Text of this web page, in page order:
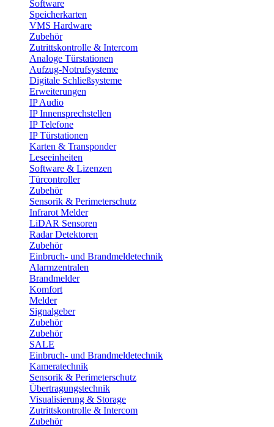
Software
Speicherkarten
VMS Hardware
Zubehör
Zutrittskontrolle & Intercom
Analoge Türstationen
Aufzug-Notrufsysteme
Digitale Schließsysteme
Erweiterungen
IP Audio
IP Innensprechstellen
IP Telefone
IP Türstationen
Karten & Transponder
Leseeinheiten
Software & Lizenzen
Türcontroller
Zubehör
Sensorik & Perimeterschutz
Infrarot Melder
LiDAR Sensoren
Radar Detektoren
Zubehör
Einbruch- und Brandmeldetechnik
Alarmzentralen
Brandmelder
Komfort
Melder
Signalgeber
Zubehör
Zubehör
SALE
Einbruch- und Brandmeldetechnik
Kameratechnik
Sensorik & Perimeterschutz
Übertragungstechnik
Visualisierung & Storage
Zutrittskontrolle & Intercom
Zubehör